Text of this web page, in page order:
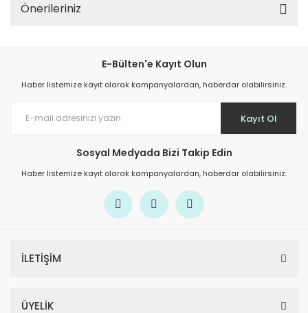
Önerileriniz
E-Bülten'e Kayıt Olun
Haber listemize kayıt olarak kampanyalardan, haberdar olabilirsiniz.
Kayıt Ol
Sosyal Medyada Bizi Takip Edin
Haber listemize kayıt olarak kampanyalardan, haberdar olabilirsiniz.
İLETİŞİM
ÜYELİK